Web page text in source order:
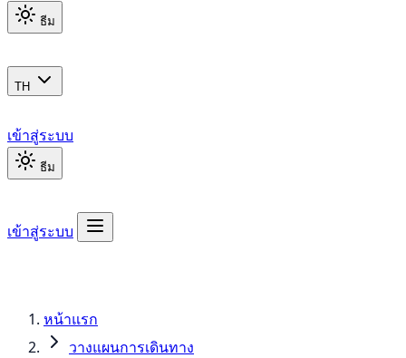
ธีม
TH
เข้าสู่ระบบ
ธีม
เข้าสู่ระบบ
หน้าแรก
วางแผนการเดินทาง